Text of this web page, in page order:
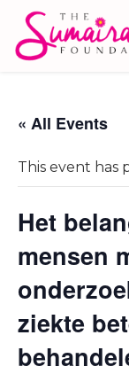
« All Events
This event has
Het
mensen
ziekte